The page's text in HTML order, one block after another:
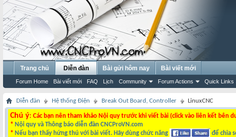
Trang chủ Diễn đàn
Forum Home Bài viết mới FAQ Lịch Community Forum Actions Quick Links
Bài gửi hôm nay Bài viết mới
Diễn đàn Hệ thống Điện Break Out Board, Controller LinuxCNC
Chú ý: Các bạn nên tham khảo Nội quy trước khi viết bài (click vào liên kết bên
* Nội quy và Thông báo diễn đàn CNCProVN.com
* Nếu bạn thấy hứng thú với bài viết. Hãy dùng chức năng để chia